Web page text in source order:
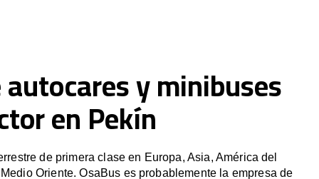
y minibuses
en Pekín
de primera clase en Europa, Asia, América del
Oriente. OsaBus es probablemente la empresa de